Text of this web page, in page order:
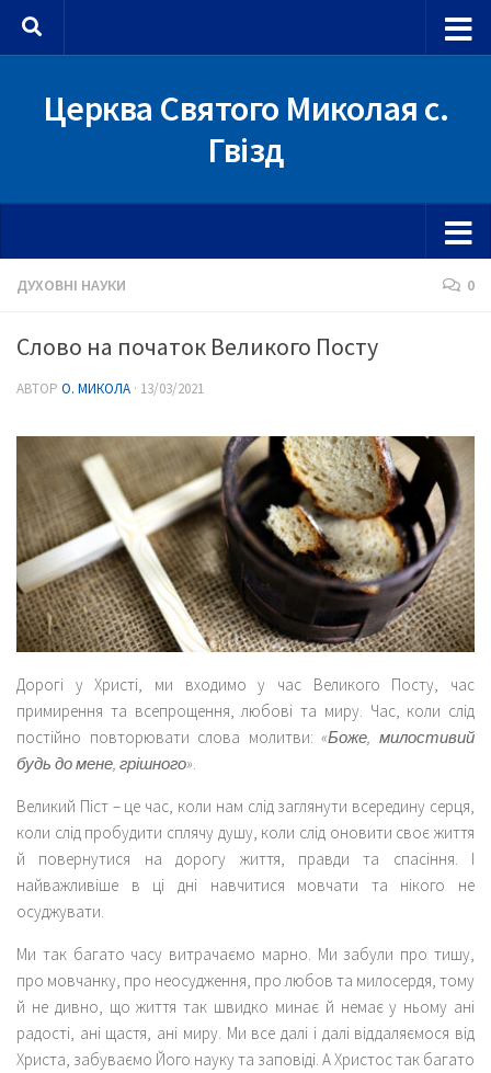
Skip to content
Церква Святого Миколая с.
Гвізд
ДУХОВНІ НАУКИ 0
Слово на початок Великого Посту
АВТОР О. МИКОЛА · 13/03/2021
Дорогі у Христі, ми входимо у час Великого Посту, час
примирення та всепрощення, любові та миру. Час, коли слід
постійно повторювати слова молитви:«Боже, милостивий
будь до мене, грішного».
Великий Піст – це час, коли нам слід заглянути всередину серця,
коли слід пробудити сплячу душу, коли слід оновити своє життя
й повернутися на дорогу життя, правди та спасіння. І
найважливіше в ці дні навчитися мовчати та нікого не
осуджувати.
Ми так багато часу витрачаємо марно. Ми забули про тишу,
про мовчанку, про неосудження, про любов та милосердя, тому
й не дивно, що життя так швидко минає й немає у ньому ані
радості, ані щастя, ані миру. Ми все далі і далі віддаляємося від
Христа, забуваємо Його науку та заповіді. А Христос так багато